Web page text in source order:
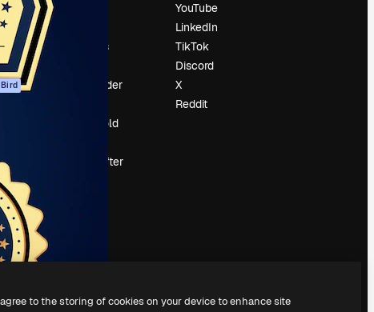
Reviews
Søgetrends
Begivenheder
Sælg indhold
Leder du efter
YouTube
LinkedIn
TikTok
Discord
X
Reddit
to the storing of cookies on your device to enhance site